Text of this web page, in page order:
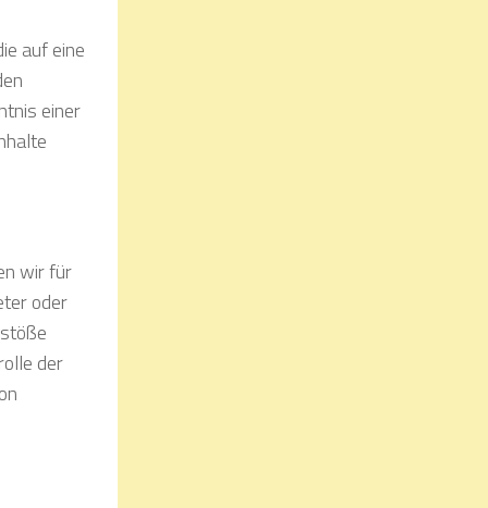
auf eine
einer
wir für
oder
der